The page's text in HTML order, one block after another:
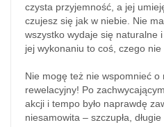
czysta przyjemność, a jej
czujesz się jak w niebie. Nie
wszystko wydaje się naturalne
jej wykonaniu to coś, czego
Nie mogę też nie wspomnieć o
rewelacyjny! Po
akcji i tempo było naprawdę
niesamowita – szczupła,